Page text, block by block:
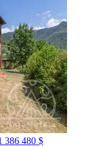
386 480 $